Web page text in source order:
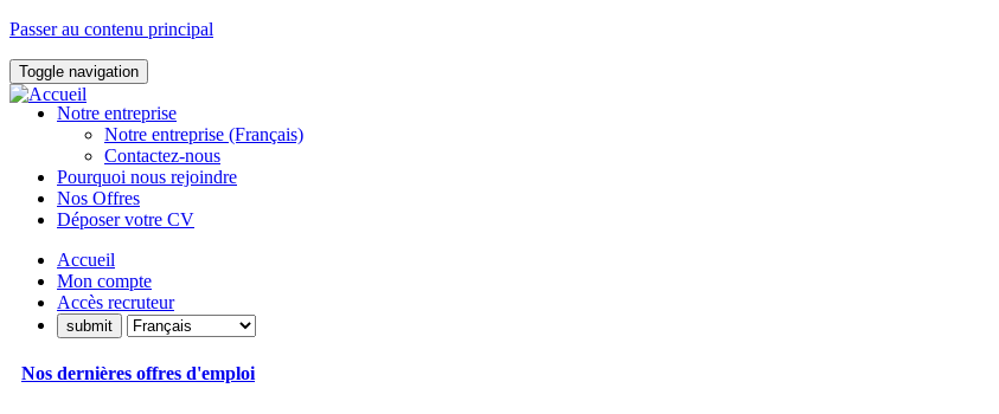
Passer au contenu principal
Toggle navigation
Notre entreprise
Notre entreprise (Français)
Contactez-nous
Pourquoi nous rejoindre
Nos Offres
Déposer votre CV
Accueil
Mon compte
Accès recruteur
Nos dernières offres d'emploi